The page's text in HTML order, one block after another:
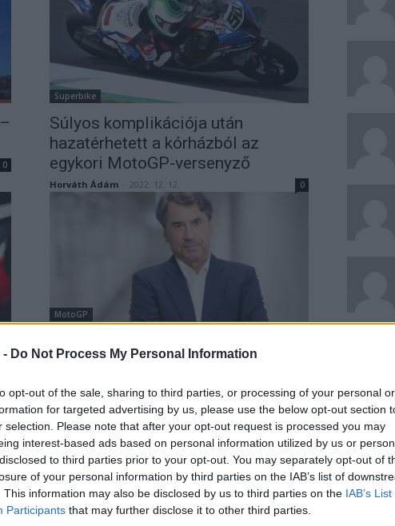
- Do Not Process My Personal Information
opt-out of the sale, sharing to third parties, or processing of your personal or
for targeted advertising by us, please use the below opt-out section
selection. Please note that after your opt-out request is processed you may
interest-based ads based on personal information utilized by us or
to third parties prior to your opt-out. You may separately opt-out of
of your personal information by third parties on the IAB’s list of
This information may also be disclosed by us to third parties on the IAB’s
Participants that may further disclose it to other third parties.
0
Superbike
Súlyos komplikációja után
hazatérhetett a kórházból az
egykori MotoGP-versenyző
Horváth Ádám 2022. 12. 12. 0
MotoGP
többet” – a KTM kritizálja a
Horváth Ádám 2022. 12. 09.